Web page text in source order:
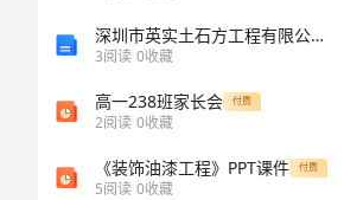
深圳市英实土石方工程有限公司介绍企业发展分析报告
3阅读 0收藏
高一238班家长会 付费
2阅读 0收藏
《装饰油漆工程》PPT课件 付费
5阅读 0收藏